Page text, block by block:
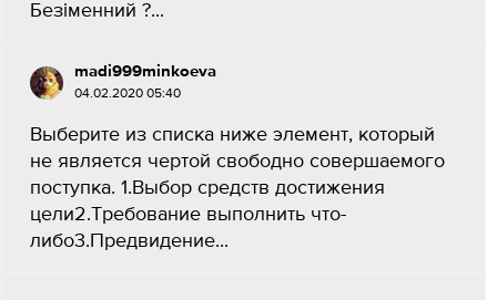
Безіменний ?...
madi999minkoeva
04.02.2020 05:40
Выберите из списка ниже элемент, который
не является чертой свободно совершаемого
поступка. 1.Выбор средств достижения
цели2.Требование выполнить что-
либо3.Предвидение...